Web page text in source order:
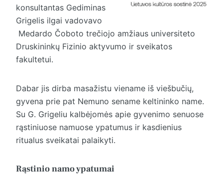
konsultantas Gediminas
Grigelis ilgai vadovavo
Medardo Čoboto trečiojo amžiaus universiteto
Druskininkų Fizinio aktyvumo ir sveikatos
fakultetui.
Dabar jis dirba masažistu viename iš viešbučių,
gyvena prie pat Nemuno sename keltininko name.
Su G. Grigeliu kalbėjomės apie gyvenimo senuose
rąstiniuose namuose ypatumus ir kasdienius
ritualus sveikatai palaikyti.
Rąstinio namo ypatumai